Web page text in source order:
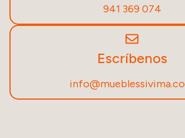
941 369 074
Escríbenos